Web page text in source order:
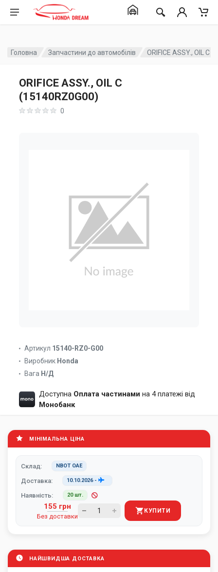
Головна Запчастини до автомобілів ORIFICE ASSY., OIL C
ORIFICE ASSY., OIL C
(15140RZ0G00)
0
Артикул 15140-RZ0-G00
Виробник Honda
Вага Н/Д
Доступна Оплата частинами на 4 платежі від
Монобанк
МІНІМАЛЬНА ЦІНА
Склад: NBOT ОАЕ
Доставка: 10.10.2026-
Наявність: 20 шт.
155 грн
Без доставки
КУПИТИ
НАЙШВИДША ДОСТАВКА